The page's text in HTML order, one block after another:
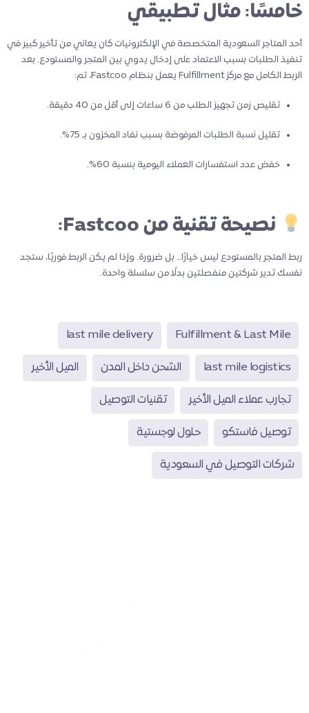
خامسًا: مثال تطبيقي
أحد المتاجر السعودية المتخصصة في الإلكترونيات كان يعاني من تأخير كبير في
تنفيذ الطلبات بسبب الاعتماد على إدخال يدوي بين المتجر والمستودع. بعد
الربط الكامل مع مركز Fulfillment يعمل بنظام Fastcoo، تم:
تقليص زمن تجهيز الطلب من 6 ساعات إلى أقل من 40 دقيقة.
تقليل نسبة الطلبات المرفوضة بسبب نفاد المخزون بـ 75%.
خفض عدد استفسارات العملاء اليومية بنسبة 60%.
نصيحة تقنية من Fastcoo:
ربط المتجر بالمستودع ليس خيارًا… بل ضرورة. وإذا لم يكن الربط فوريًا، ستجد
نفسك تدير شركتين منفصلتين بدلًا من سلسلة واحدة.
Fulfillment & Last Mile
last mile delivery
last mile logistics الشحن داخل المدن الميل الأخير
تجارب عملاء الميل الأخير تقنيات التوصيل
توصيل فاستكو حلول لوجستية
شركات التوصيل في السعودية